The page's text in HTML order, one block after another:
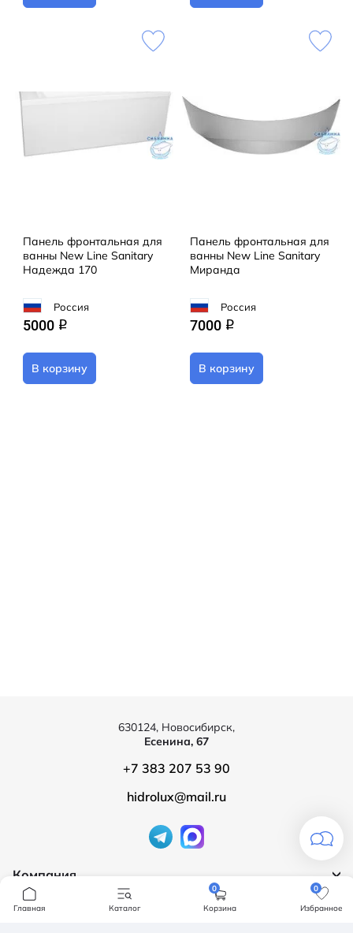
Панель фронтальная для
ванны New Line Sanitary
Надежда 170
Россия
5000 q
В корзину
Панель фронтальная для
ванны New Line Sanitary
Миранда
Россия
7000 q
В корзину
Компания
О компании
Продукция
630124, Новосибирск,
Есенина, 67
+7 383 207 53 90
hidrolux@mail.ru
Главная Каталог
0
Корзина
0
Избранное